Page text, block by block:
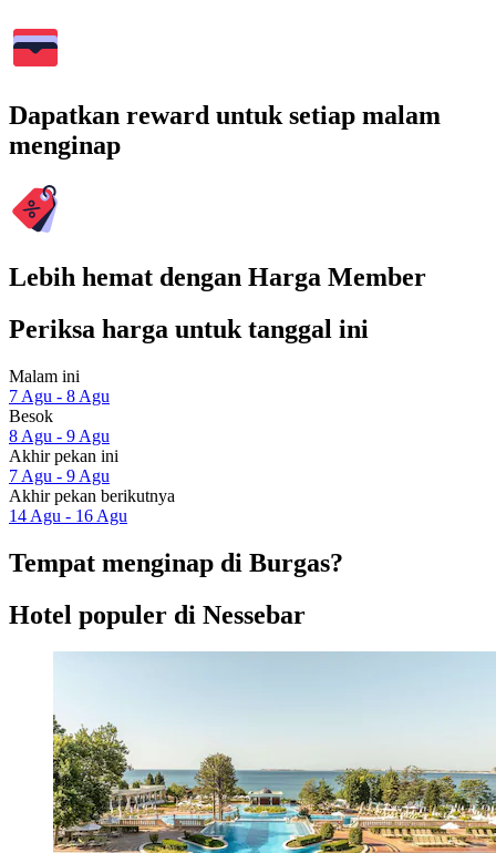
Dapatkan reward untuk setiap malam
menginap
Lebih hemat dengan Harga Member
Periksa harga untuk tanggal ini
Malam ini
7 Agu - 8 Agu
Besok
8 Agu - 9 Agu
Akhir pekan ini
7 Agu - 9 Agu
Akhir pekan berikutnya
14 Agu - 16 Agu
Tempat menginap di Burgas?
Hotel populer di Nessebar